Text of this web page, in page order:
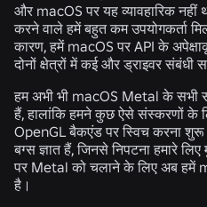
और macOS पर यह व्यावहारिक
करने वाले हमें बहुत कम उपयोगकर्ता
कारण, हमें macOS पर API के
दोनों क्षेत्रों में कई और ड्राइवर संबंधी
हम अभी भी macOS Metal के सभी
हैं, हालांकि हमने कुछ ऐसे संस्करणों के
OpenGL बैकएंड पर स्विच करना शुरू
बग्स ज्ञात हैं, जिनसे निपटना हमारे
पर Metal को चलाने के लिए अब हमें
है।